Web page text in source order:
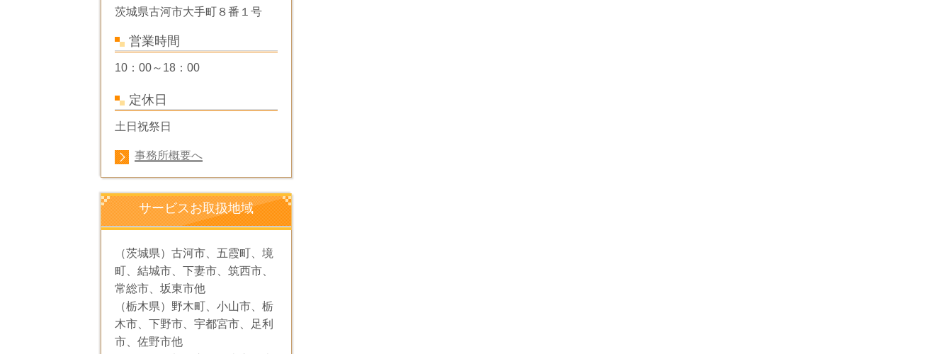
茨城県古河市大手町８番１号
営業時間
10：00～18：00
定休日
土日祝祭日
事務所概要へ
サービスお取扱地域
（茨城県）古河市、五霞町、境
町、結城市、下妻市、筑西市、
常総市、坂東市他
（栃木県）野木町、小山市、栃
木市、下野市、宇都宮市、足利
市、佐野市他